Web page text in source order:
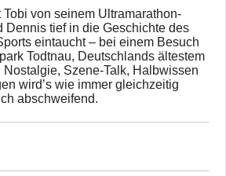
von seinem Ultramarathon-
Dennis tief in die Geschichte des
eintaucht – bei einem Besuch
Todtnau, Deutschlands ältestem
Szene-Talk, Halbwissen
wird’s wie immer gleichzeitig
abschweifend.